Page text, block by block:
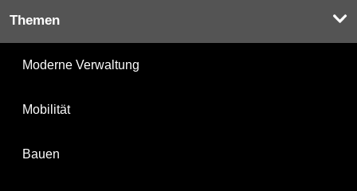
Themen
Moderne Verwaltung
Mobilität
Bauen